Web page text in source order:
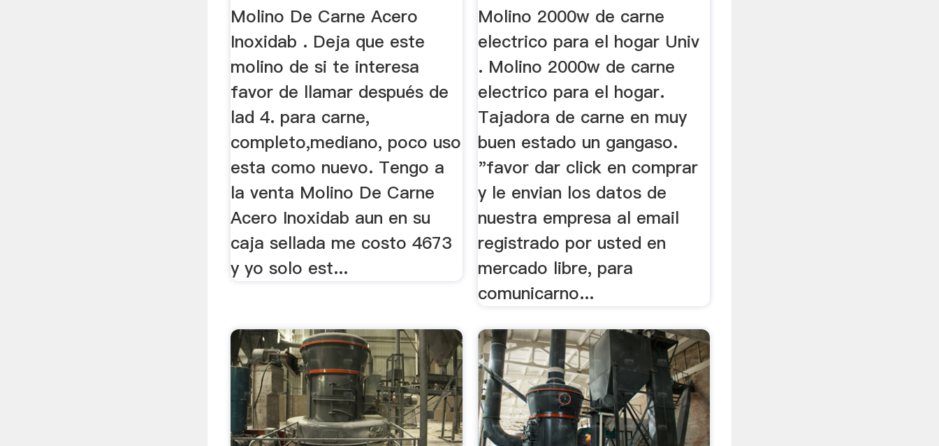
Molino De Carne Acero
Inoxidab . Deja que este
molino de si te interesa
favor de llamar después de
lad 4. para carne,
completo,mediano, poco uso
esta como nuevo. Tengo a
la venta Molino De Carne
Acero Inoxidab aun en su
caja sellada me costo 4673
y yo solo est...
Molino 2000w de carne
electrico para el hogar Univ
. Molino 2000w de carne
electrico para el hogar.
Tajadora de carne en muy
buen estado un gangaso.
"favor dar click en comprar
y le envian los datos de
nuestra empresa al email
registrado por usted en
mercado libre, para
comunicarno...